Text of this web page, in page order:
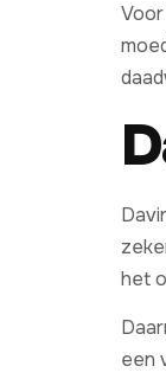
het
een